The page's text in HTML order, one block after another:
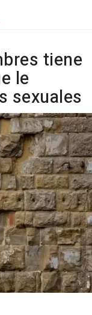
tiene
le
sexuales